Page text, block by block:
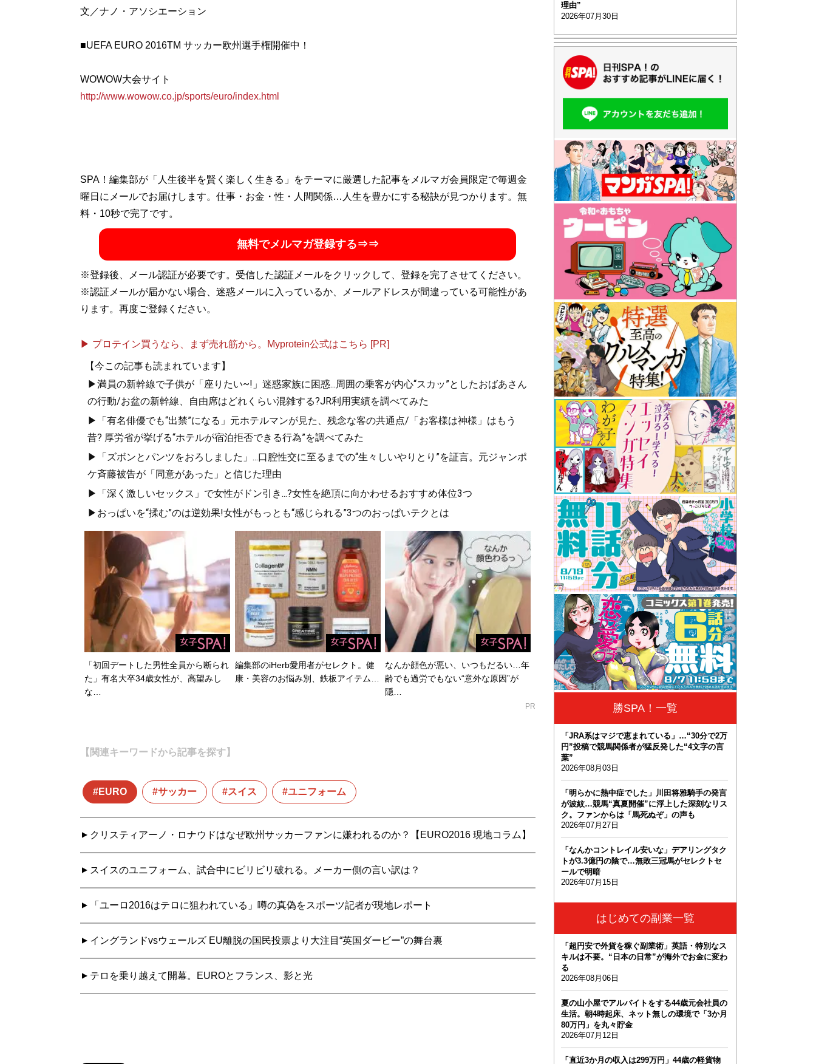
文／ナノ・アソシエーション
■UEFA EURO 2016TM サッカー欧州選手権開催中！
http://www.wowow.co.jp/sports/euro/index.html
SPA！編集部が「人生後半を賢く楽しく生きる」をテーマに厳選した記事をメルマガ会員限定で毎週金
曜日にメールでお届けします。仕事・お金・性・人間関係…人生を豊かにする秘訣が見つかります。無
料・10秒で完了です。
無料でメルマガ登録する⇒⇒
※登録後、メール認証が必要です。受信した認証メールをクリックして、登録を完了させてください。
※認証メールが届かない場合、迷惑メールに入っているか、メールアドレスが間違っている可能性があ
ります。再度ご登録ください。
▶ プロテイン買うなら、まず売れ筋から。Myprotein公式はこちら [PR]
【今この記事も読まれています】
▶満員の新幹線で子供が「座りたい~!」迷惑家族に困惑...周囲の乗客が内心“スカッ”としたおばあさん
の行動/お盆の新幹線、自由席はどれくらい混雑する?JR利用実績を調べてみた
▶「有名俳優でも“出禁”になる」元ホテルマンが見た、残念な客の共通点/「お客様は神様」はもう
昔? 厚労省が挙げる“ホテルが宿泊拒否できる行為”を調べてみた
▶「ズボンとパンツをおろしました」...口腔性交に至るまでの“生々しいやりとり”を証言。元ジャンポ
ケ斉藤被告が「同意があった」と信じた理由
▶「深く激しいセックス」で女性がドン引き...?女性を絶頂に向かわせるおすすめ体位3つ
▶おっぱいを“揉む”のは逆効果!女性がもっとも“感じられる”3つのおっぱいテクとは
「初回デートした男性全員から断られ
た」有名大卒34歳女性が、高望みし
な…
編集部のiHerb愛用者がセレクト。健
康・美容のお悩み別、鉄板アイテム…
なんか顔色が悪い、いつもだるい…年
齢でも過労でもない“意外な原因”が
隠…
PR
【関連キーワードから記事を探す】
EURO サッカー スイス ユニフォーム
クリスティアーノ・ロナウドはなぜ欧州サッカーファンに嫌われるのか？【EURO2016 現地コラム】
スイスのユニフォーム、試合中にビリビリ破れる。メーカー側の言い訳は？
「ユーロ2016はテロに狙われている」噂の真偽をスポーツ記者が現地レポート
イングランドvsウェールズ EU離脱の国民投票より大注目“英国ダービー”の舞台裏
テロを乗り越えて開幕。EUROとフランス、影と光
理由”
2026年07月30日
勝SPA！一覧
「JRA系はマジで恵まれている」…“30分で2万
円”投稿で競馬関係者が猛反発した“4文字の言
葉”
2026年08月03日
「明らかに熱中症でした」川田将雅騎手の発言
が波紋…競馬“真夏開催”に浮上した深刻なリス
ク。ファンからは「馬死ぬぞ」の声も
2026年07月27日
「なんかコントレイル安いな」デアリングタク
トが3.3億円の陰で…無敗三冠馬がセレクトセ
ールで明暗
2026年07月15日
はじめての副業一覧
「超円安で外貨を稼ぐ副業術」英語・特別なス
キルは不要。“日本の日常”が海外でお金に変わ
る
2026年08月06日
夏の山小屋でアルバイトをする44歳元会社員の
生活。朝4時起床、ネット無しの環境で「3か月
80万円」を丸々貯金
2026年07月12日
「直近3か月の収入は299万円」44歳の軽貨物